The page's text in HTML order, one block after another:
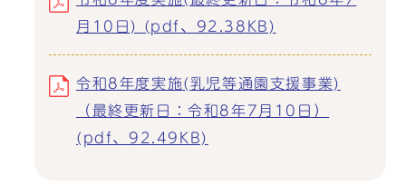
月10日) (pdf、92.38KB)
令和8年度実施(乳児等通園支援事業)
（最終更新日：令和8年7月10日）
(pdf、92.49KB)